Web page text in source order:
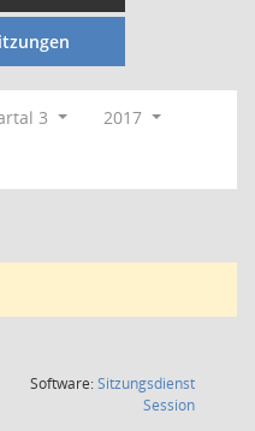
3
2017
Software:Sitzungsdienst
Session(Wird in